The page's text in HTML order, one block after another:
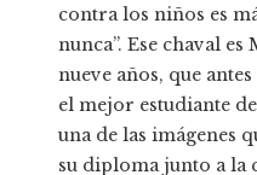
contra los niños es
nunca”. Ese chaval es
nueve años, que
el mejor estudiante
una de las imágenes
su diploma junto a la